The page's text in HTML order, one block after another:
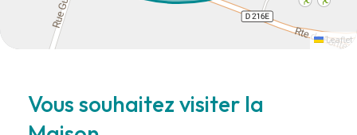
Leaflet
Vous souhaitez visiter la